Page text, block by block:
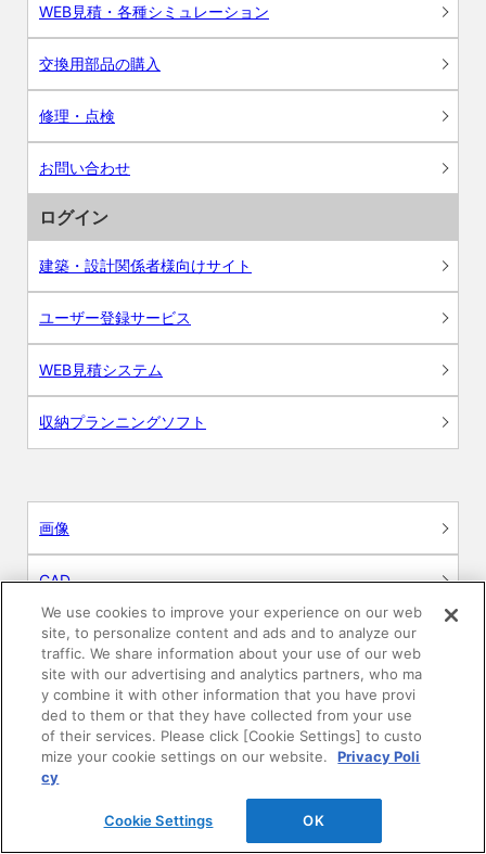
WEB見積・各種シミュレーション
交換用部品の購入
修理・点検
お問い合わせ
ログイン
建築・設計関係者様向けサイト
ユーザー登録サービス
WEB見積システム
収納プランニングソフト
画像
CAD
BIM用テクスチャー
図面（PDF）
申請関係認定書類
施工・取扱説明書
We use cookies to improve your experience on our web
site, to personalize content and ads and to analyze our
traffic. We share information about your use of our web
site with our advertising and analytics partners, who ma
y combine it with other information that you have provi
ded to them or that they have collected from your use
of their services. Please click [Cookie Settings] to custo
mize your cookie settings on our website.
Privacy Poli
cy
Cookie Settings OK